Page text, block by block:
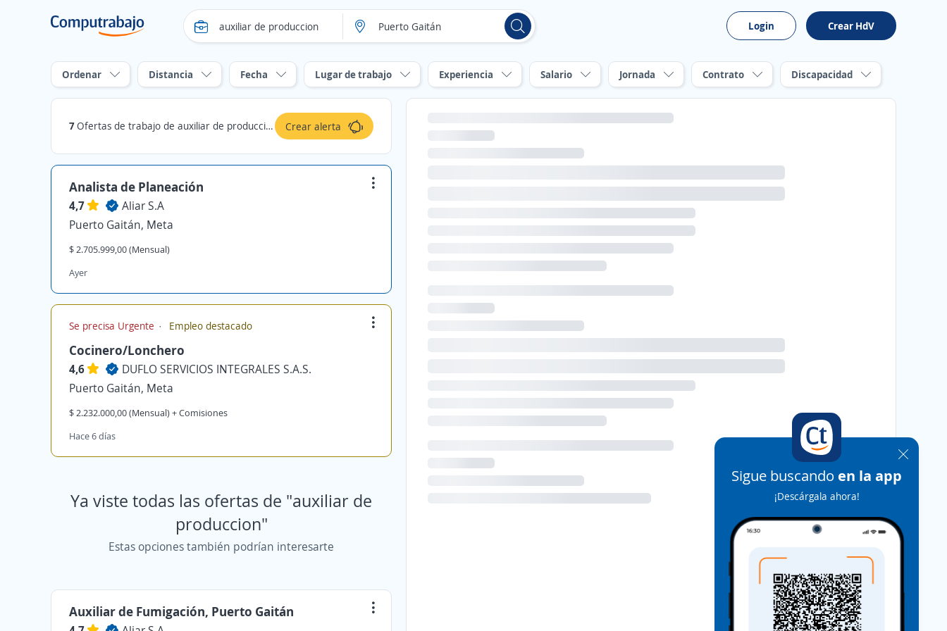
Login Crear HdV
Ordenar Distancia Fecha Lugar de trabajo Experiencia Salario Jornada Contrato Discapacidad
7Ofertas de trabajo de auxiliar de produccion en Puerto Gaitán, Meta Crear alerta
Analista de Planeación
4,7
Aliar S.A
Puerto Gaitán, Meta
$ 2.705.999,00 (Mensual)
Ayer
Se precisa Urgente Empleo destacado
Cocinero/Lonchero
4,6
DUFLO SERVICIOS INTEGRALES S.A.S.
Puerto Gaitán, Meta
$ 2.232.000,00 (Mensual) + Comisiones
Hace 6 días
Ya viste todas las ofertas de "auxiliar de
produccion"
Estas opciones también podrían interesarte
Auxiliar de Fumigación, Puerto Gaitán
Sigue buscando en la app
¡Descárgala ahora!